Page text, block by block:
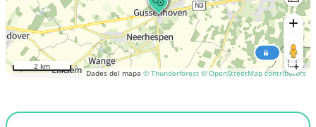
Dades del mapa © Thunderforest © OpenStreetMap contributors
2 km